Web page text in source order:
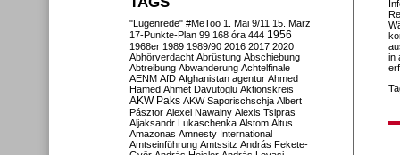
in
"Lügenrede" #MeToo 1. Mai 9/11 15. März
17-Punkte-Plan 99 168 óra 444 1956
1968er 1989 1989/90 2016 2017 2020
Abhörverdacht Abrüstung Abschiebung
Abtreibung Abwanderung Achtelfinale
AENM AfD Afghanistan agentur Ahmed
Hamed Ahmet Davutoglu Aktionskreis
AKW Paks AKW Saporischschja Albert
Pásztor Alexei Nawalny Alexis Tsipras
Aljaksandr Lukaschenka Alstom Altus
Amazonas Amnesty International
Amtseinführung Amtssitz András Fekete-